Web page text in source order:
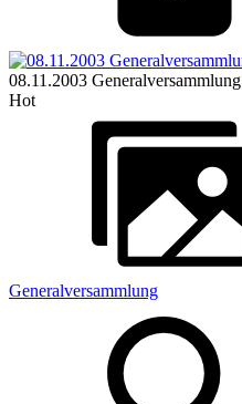
08.11.2003 Generalversammlung
Hot
Generalversammlung